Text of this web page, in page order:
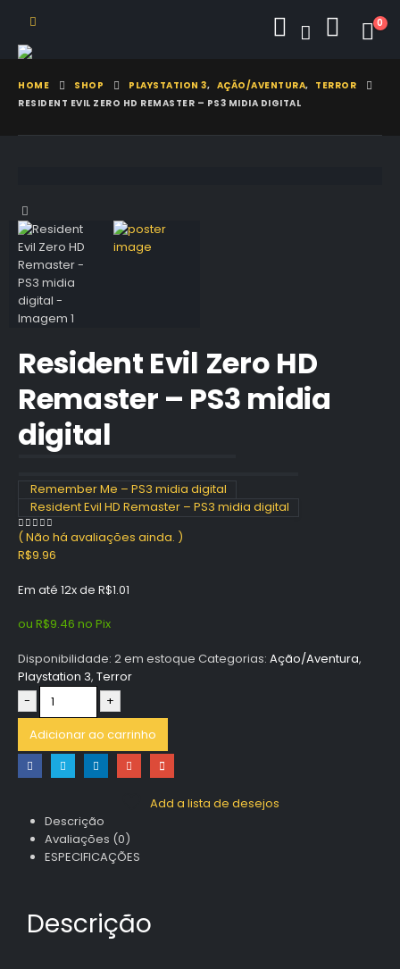
0
HOME SHOP PLAYSTATION 3, AÇÃO/AVENTURA, TERROR
RESIDENT EVIL ZERO HD REMASTER – PS3 MIDIA DIGITAL
Resident Evil Zero HD
Remaster – PS3 midia
digital
Remember Me – PS3 midia digital
Resident Evil HD Remaster – PS3 midia digital
0 out of 5
( Não há avaliações ainda. )
R$9.96
Em até 12x de R$1.01
ou R$9.46 no Pix
Disponibilidade: 2 em estoque Categorias: Ação/Aventura,
Playstation 3, Terror
-
+
Adicionar ao carrinho
Add a lista de desejos
Descrição
Avaliações (0)
ESPECIFICAÇÕES
Descrição